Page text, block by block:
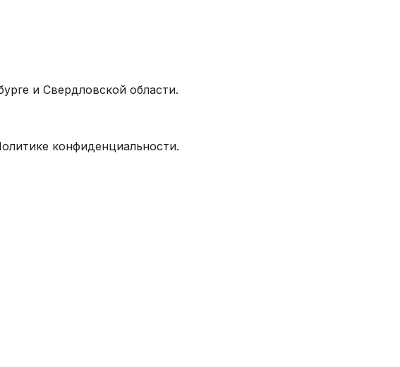
и Свердловской области.
конфиденциальности.